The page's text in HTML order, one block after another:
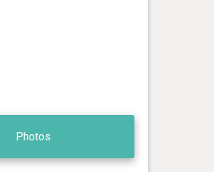
Photos